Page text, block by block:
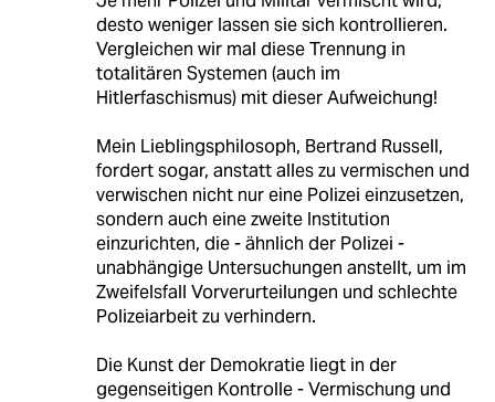
desto weniger lassen sie sich kontrollieren.
Vergleichen wir mal diese Trennung in
totalitären Systemen (auch im
Hitlerfaschismus) mit dieser Aufweichung!
Mein Lieblingsphilosoph, Bertrand Russell,
fordert sogar, anstatt alles zu vermischen und
verwischen nicht nur eine Polizei einzusetzen,
sondern auch eine zweite Institution
einzurichten, die - ähnlich der Polizei -
unabhängige Untersuchungen anstellt, um im
Zweifelsfall Vorverurteilungen und schlechte
Polizeiarbeit zu verhindern.
Die Kunst der Demokratie liegt in der
gegenseitigen Kontrolle - Vermischung und